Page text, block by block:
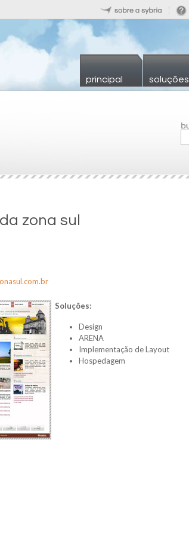
principal soluções
zona sul
Soluções:
Design
ARENA
Implementação de Layout
Hospedagem